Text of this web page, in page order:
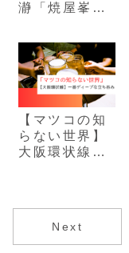
瀞「焼屋峯」
品ホルモン焼
き
【マツコの知
らない世界】
大阪環状線
Next